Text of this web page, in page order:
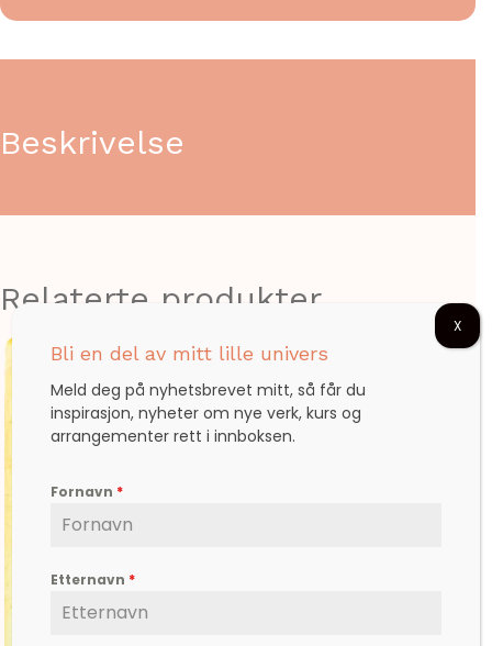
Beskrivelse
Relaterte produkter
Bli en del av mitt lille univers
Meld deg på nyhetsbrevet mitt, så får du
inspirasjon, nyheter om nye verk, kurs og
arrangementer rett i innboksen.
Fornavn *
Etternavn *
X